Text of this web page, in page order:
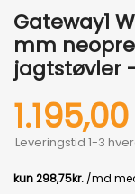
Gateway1
mm
jagtstøvler
Leveringstid 1-3